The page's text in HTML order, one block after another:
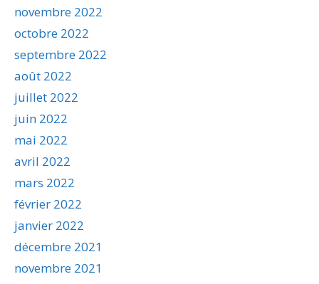
novembre 2022
octobre 2022
septembre 2022
août 2022
juillet 2022
juin 2022
mai 2022
avril 2022
mars 2022
février 2022
janvier 2022
décembre 2021
novembre 2021